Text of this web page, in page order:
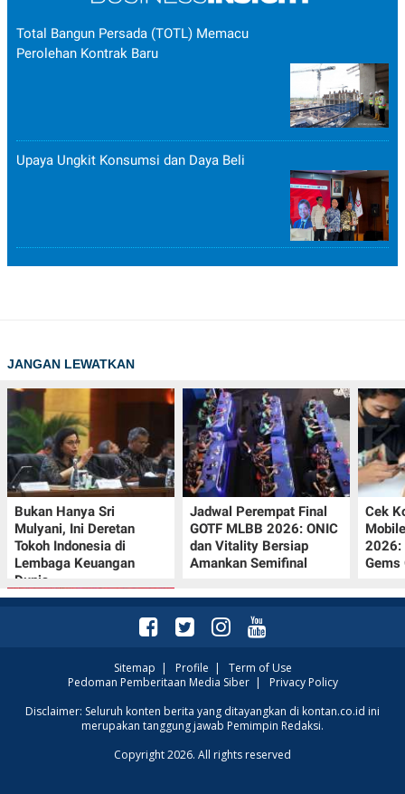
Total Bangun Persada (TOTL) Memacu
Perolehan Kontrak Baru
Upaya Ungkit Konsumsi dan Daya Beli
JANGAN LEWATKAN
Bukan Hanya Sri
Mulyani, Ini Deretan
Tokoh Indonesia di
Lembaga Keuangan
Dunia
Jadwal Perempat Final
GOTF MLBB 2026: ONIC
dan Vitality Bersiap
Amankan Semifinal
Cek
2026:
Gems
Promo JSM Superindo
7–9 Agustus 2026,
Rp37.900 hingga Buah
Sitemap | Profile | Term of Use
Pedoman Pemberitaan Media Siber| Privacy Policy
Disclaimer: Seluruh konten berita yang ditayangkan di kontan.co.id ini
merupakan tanggung jawab Pemimpin Redaksi.
Copyright 2026. All rights reserved